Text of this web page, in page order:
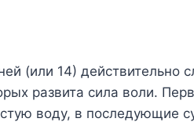
(или 14) действительно
развита сила воли.
воду, в последующие